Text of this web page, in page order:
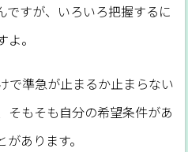
ですが、いろいろ把握するに
。
で準急が止まるか止まらない
そもそも自分の希望条件があ
あります。